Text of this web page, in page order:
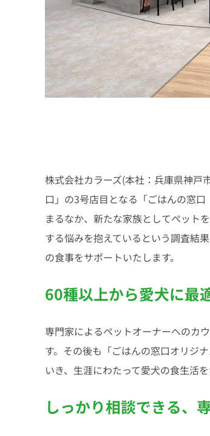
株式会社カラーズ(本社：兵庫県神
口」の3号店目となる「ごはんの窓
まるなか、新たな家族としてペット
する悩みを抱えているという調査結
の食事をサポートいたします。
60種以上から愛犬に最
専門家によるペットオーナーへのカ
す。その後も「ごはんの窓口オリジ
いき、生涯にわたって愛犬の食生活を
しっかり相談できる、